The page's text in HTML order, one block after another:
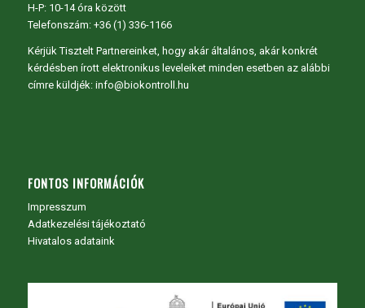
H-P: 10-14 óra között
Telefonszám: +36 (1) 336-1166
Kérjük Tisztelt Partnereinket, hogy akár általános, akár konkrét
kérdésben írott elektronikus leveleiket minden esetben az alábbi
címre küldjék: info@biokontroll.hu
FONTOS INFORMÁCIÓK
Impresszum
Adatkezelési tájékoztató
Hivatalos adataink